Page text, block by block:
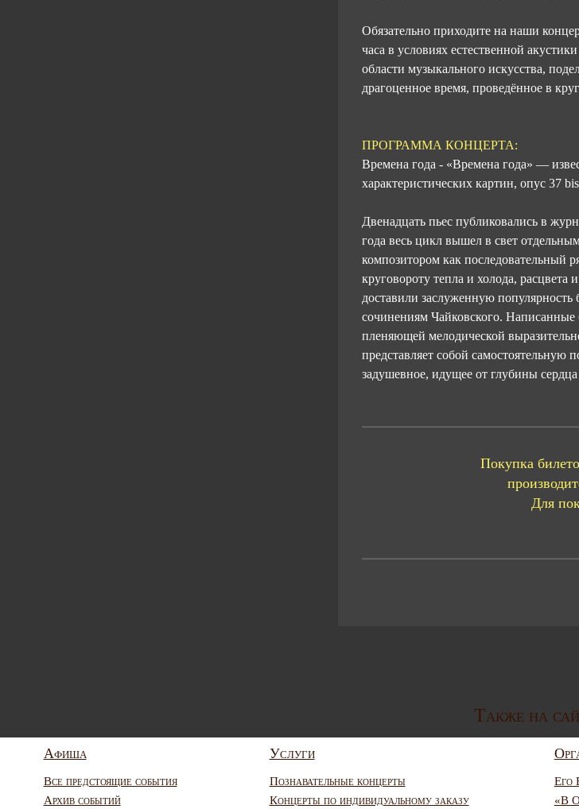
Обязательно приходите на наши
часа в условиях естественной
области музыкального искусства,
драгоценное время, проведённое в
ПРОГРАММА КОНЦЕРТА:
Времена года - «Времена года» —
характеристических картин, опус 37
Двенадцать пьес публиковались в
года весь цикл вышел в свет
композитором как последовательный
круговороту тепла и холода, расцвета
доставили заслуженную
сочинениям Чайковского. Написанные
пленяющей мелодической
представляет собой самостоятельную
задушевное, идущее от глубины
Покупка
Для
Также на
Афиша
Все предстоящие события
Архив событий
Услуги
Познавательные концерты
Концерты по индивидуальному заказу
Его
«В